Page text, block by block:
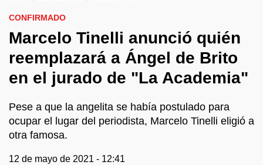
CONFIRMADO
Marcelo Tinelli anunció quién
reemplazará a Ángel de Brito
en el jurado de "La Academia"
Pese a que la angelita se había postulado para
ocupar el lugar del periodista, Marcelo Tinelli eligió a
otra famosa.
12 de mayo de 2021 - 12:41